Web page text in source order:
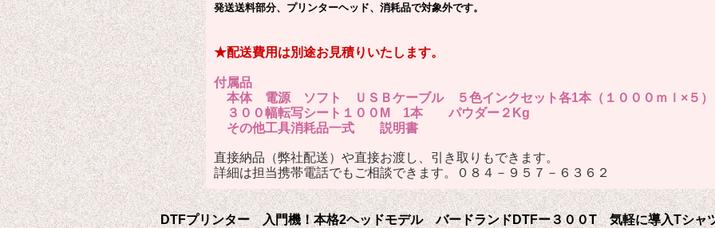
発送送料部分、プリンターヘッド、消耗品で対象外です。
★配送費用は別途お見積りいたします。
付属品
本体 電源 ソフト ＵＳＢケーブル ５色インクセット各1本（１０００ｍｌ×５）
３００幅転写シート１００M 1本 パウダー２Kg
その他工具消耗品一式 説明書
直接納品（弊社配送）や直接お渡し、引き取りもできます。
詳細は担当携帯電話でもご相談できます。０８４－９５７－６３６２
DTFプリンター 入門機！本格2ヘッドモデル バードランドDTFー３００T 気軽に導入Tシャ